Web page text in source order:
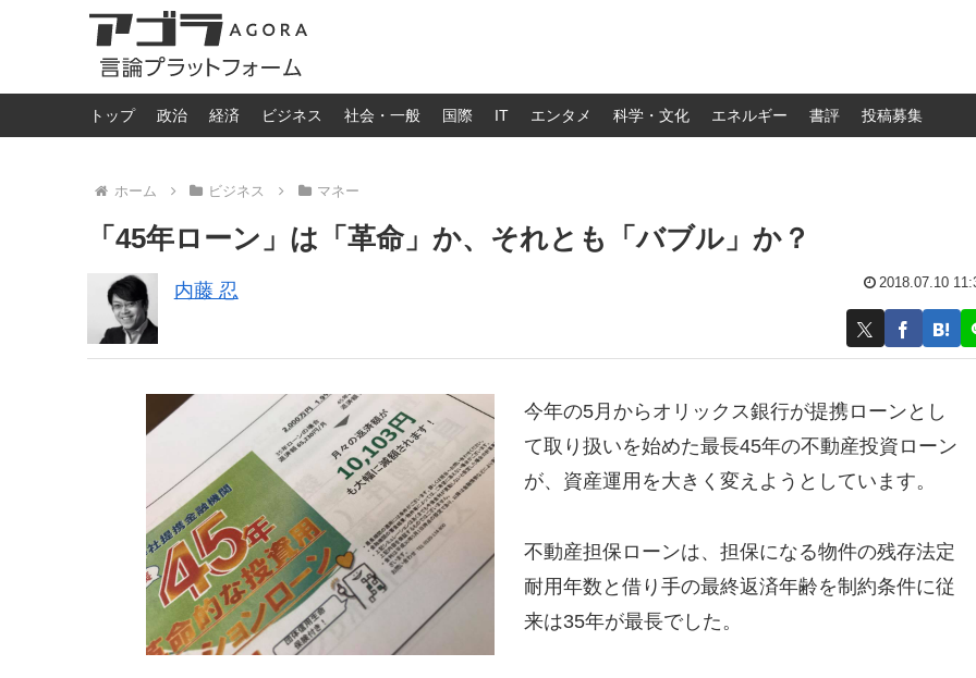
トップ 政治 経済 ビジネス 社会・一般 国際 IT エンタメ 科学・文化 エネルギー 書評 投稿募集
ホーム ビジネス マネー
「45年ローン」は「革命」か、それとも「バブル」か？
内藤 忍 2018.07.10
今年の5月からオリックス銀行が提携ローンとし
て取り扱いを始めた最長45年の不動産投資ローン
が、資産運用を大きく変えようとしています。
不動産担保ローンは、担保になる物件の残存法定
耐用年数と借り手の最終返済年齢を制約条件に従
来は35年が最長でした。